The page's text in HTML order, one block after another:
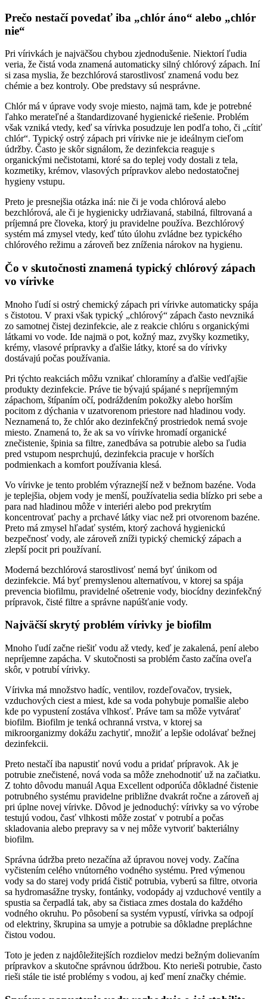
Prečo nestačí povedať iba „chlór áno“ alebo „chlór
nie“
Pri vírivkách je najväčšou chybou zjednodušenie. Niektorí ľudia
veria, že čistá voda znamená automaticky silný chlórový zápach. Iní
si zasa myslia, že bezchlórová starostlivosť znamená vodu bez
chémie a bez kontroly. Obe predstavy sú nesprávne.
Chlór má v úprave vody svoje miesto, najmä tam, kde je potrebné
ľahko merateľné a štandardizované hygienické riešenie. Problém
však vzniká vtedy, keď sa vírivka posudzuje len podľa toho, či „cítiť
chlór“. Typický ostrý zápach pri vírivke nie je ideálnym cieľom
údržby. Často je skôr signálom, že dezinfekcia reaguje s
organickými nečistotami, ktoré sa do teplej vody dostali z tela,
kozmetiky, krémov, vlasových prípravkov alebo nedostatočnej
hygieny vstupu.
Preto je presnejšia otázka iná: nie či je voda chlórová alebo
bezchlórová, ale či je hygienicky udržiavaná, stabilná, filtrovaná a
príjemná pre človeka, ktorý ju pravidelne používa. Bezchlórový
systém má zmysel vtedy, keď túto úlohu zvládne bez typického
chlórového režimu a zároveň bez zníženia nárokov na hygienu.
Čo v skutočnosti znamená typický chlórový zápach
vo vírivke
Mnoho ľudí si ostrý chemický zápach pri vírivke automaticky spája
s čistotou. V praxi však typický „chlórový“ zápach často nevzniká
zo samotnej čistej dezinfekcie, ale z reakcie chlóru s organickými
látkami vo vode. Ide najmä o pot, kožný maz, zvyšky kozmetiky,
krémy, vlasové prípravky a ďalšie látky, ktoré sa do vírivky
dostávajú počas používania.
Pri týchto reakciách môžu vznikať chloramíny a ďalšie vedľajšie
produkty dezinfekcie. Práve tie bývajú spájané s nepríjemným
zápachom, štípaním očí, podráždením pokožky alebo horším
pocitom z dýchania v uzatvorenom priestore nad hladinou vody.
Neznamená to, že chlór ako dezinfekčný prostriedok nemá svoje
miesto. Znamená to, že ak sa vo vírivke hromadí organické
znečistenie, špinia sa filtre, zanedbáva sa potrubie alebo sa ľudia
pred vstupom nesprchujú, dezinfekcia pracuje v horších
podmienkach a komfort používania klesá.
Vo vírivke je tento problém výraznejší než v bežnom bazéne. Voda
je teplejšia, objem vody je menší, používatelia sedia blízko pri sebe a
para nad hladinou môže v interiéri alebo pod prekrytím
koncentrovať pachy a prchavé látky viac než pri otvorenom bazéne.
Preto má zmysel hľadať systém, ktorý zachová hygienickú
bezpečnosť vody, ale zároveň zníži typický chemický zápach a
zlepší pocit pri používaní.
Moderná bezchlórová starostlivosť nemá byť únikom od
dezinfekcie. Má byť premyslenou alternatívou, v ktorej sa spája
prevencia biofilmu, pravidelné ošetrenie vody, biocídny dezinfekčný
prípravok, čisté filtre a správne napúšťanie vody.
Najväčší skrytý problém vírivky je biofilm
Mnoho ľudí začne riešiť vodu až vtedy, keď je zakalená, pení alebo
nepríjemne zapácha. V skutočnosti sa problém často začína oveľa
skôr, v potrubí vírivky.
Vírivka má množstvo hadíc, ventilov, rozdeľovačov, trysiek,
vzduchových ciest a miest, kde sa voda pohybuje pomalšie alebo
kde po vypustení zostáva vlhkosť. Práve tam sa môže vytvárať
biofilm. Biofilm je tenká ochranná vrstva, v ktorej sa
mikroorganizmy dokážu zachytiť, množiť a lepšie odolávať bežnej
dezinfekcii.
Preto nestačí iba napustiť novú vodu a pridať prípravok. Ak je
potrubie znečistené, nová voda sa môže znehodnotiť už na začiatku.
Z tohto dôvodu manuál Aqua Excellent odporúča dôkladné čistenie
potrubného systému pravidelne približne dvakrát ročne a zároveň aj
pri úplne novej vírivke. Dôvod je jednoduchý: vírivky sa vo výrobe
testujú vodou, časť vlhkosti môže zostať v potrubí a počas
skladovania alebo prepravy sa v nej môže vytvoriť bakteriálny
biofilm.
Správna údržba preto nezačína až úpravou novej vody. Začína
vyčistením celého vnútorného vodného systému. Pred výmenou
vody sa do starej vody pridá čistič potrubia, vyberú sa filtre, otvoria
sa hydromasážne trysky, fontánky, vodopády aj vzduchové ventily a
spustia sa čerpadlá tak, aby sa čistiaca zmes dostala do každého
vodného okruhu. Po pôsobení sa systém vypustí, vírivka sa odpojí
od elektriny, škrupina sa umyje a potrubie sa dôkladne prepláchne
čistou vodou.
Toto je jeden z najdôležitejších rozdielov medzi bežným dolievaním
prípravkov a skutočne správnou údržbou. Kto nerieši potrubie, často
rieši stále tie isté problémy s vodou, aj keď mení značky chémie.